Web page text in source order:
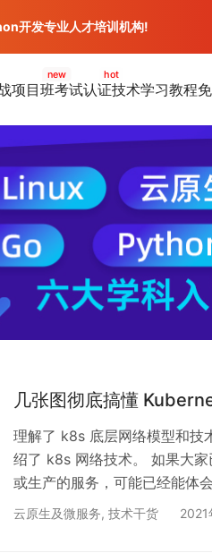
项目班
new
考试认证
hot
技术学习教程
几张图彻底搞懂
理解了 k8s 底层网络模型和技
绍了 k8s 网络技术。 如果大
或生产的服务，可能已经能体
过的小伙伴，我建议尽快入坑
云原生及微服务, 技术干货 2021
开发专业人才培训机构!